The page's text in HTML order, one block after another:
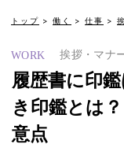
トップ 働く 仕事
WORK 挨拶・マナ
履歴書に印
き印鑑とは
意点